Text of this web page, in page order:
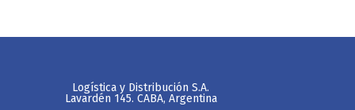
Logística y Distribución S.A.
Lavardén 145. CABA, Argentina